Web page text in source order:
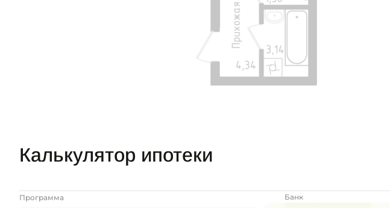
Калькулятор ипотеки
Программа Банк